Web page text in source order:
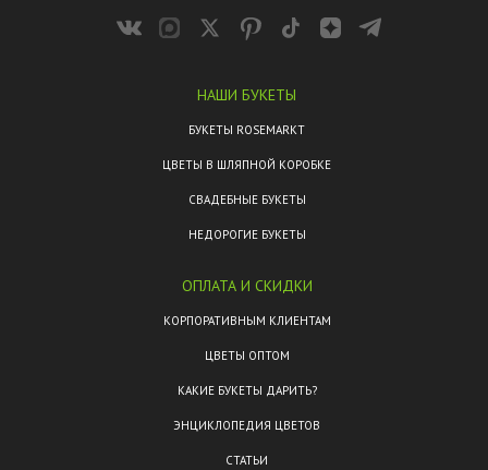
НАШИ БУКЕТЫ
БУКЕТЫ ROSEMARKT
ЦВЕТЫ В ШЛЯПНОЙ КОРОБКЕ
СВАДЕБНЫЕ БУКЕТЫ
НЕДОРОГИЕ БУКЕТЫ
ОПЛАТА И СКИДКИ
КОРПОРАТИВНЫМ КЛИЕНТАМ
ЦВЕТЫ ОПТОМ
КАКИЕ БУКЕТЫ ДАРИТЬ?
ЭНЦИКЛОПЕДИЯ ЦВЕТОВ
СТАТЬИ